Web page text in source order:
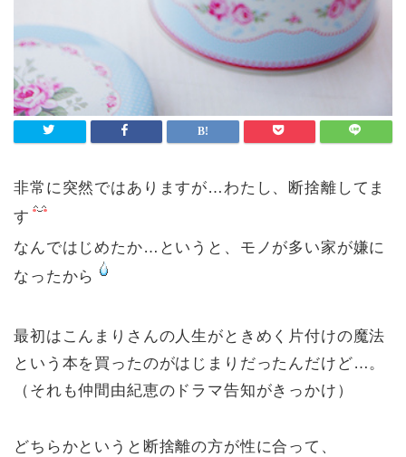
非常に突然ではありますが…わたし、断捨離してま
す
なんではじめたか…というと、モノが多い家が嫌に
なったから
最初はこんまりさんの人生がときめく片付けの魔法
という本を買ったのがはじまりだったんだけど…。
（それも仲間由紀恵のドラマ告知がきっかけ）
どちらかというと断捨離の方が性に合って、